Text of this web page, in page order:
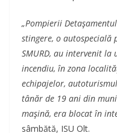
„Pompierii
stingere, o autospecială
SMURD, au intervenit
incendiu, în zona
echipajelor,
tânăr de 19 ani din
maşină, era blocat în
sâmbătă, ISU Olt.